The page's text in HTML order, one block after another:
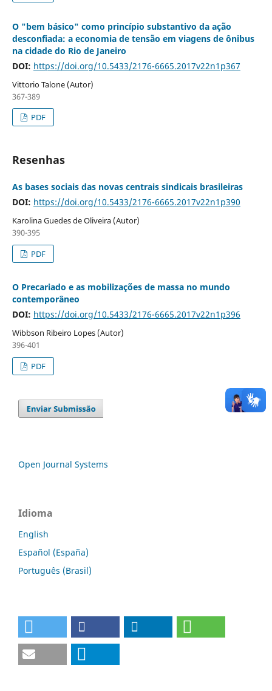
O "bem básico" como princípio substantivo da ação
desconfiada: a economia de tensão em viagens de ônibus
na cidade do Rio de Janeiro
DOI: https://doi.org/10.5433/2176-6665.2017v22n1p367
Vittorio Talone (Autor)
367-389
PDF
Resenhas
As bases sociais das novas centrais sindicais brasileiras
DOI: https://doi.org/10.5433/2176-6665.2017v22n1p390
Karolina Guedes de Oliveira (Autor)
390-395
PDF
O Precariado e as mobilizações de massa no mundo
contemporâneo
DOI: https://doi.org/10.5433/2176-6665.2017v22n1p396
Wibbson Ribeiro Lopes (Autor)
396-401
PDF
Open Journal Systems
Idioma
English
Español (España)
Português (Brasil)